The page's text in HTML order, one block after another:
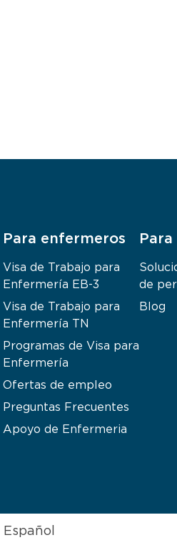
Para enfermeros
Visa de Trabajo para
Enfermería EB-3
Visa de Trabajo para
Enfermería TN
Programas de Visa para
Enfermería
Ofertas de empleo
Preguntas Frecuentes
Apoyo de Enfermeria
de
Blog
Español